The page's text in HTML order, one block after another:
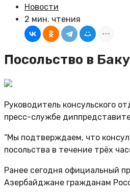
Новости
2 мин. чтения
Посольство в
Руководитель консульского
пресс-службе
“Мы подтверждаем, что
посольства в течение трёх
Ранее сегодня официальный
Азербайджане гражданам